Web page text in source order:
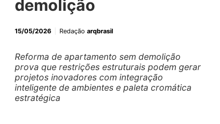
demolição
15/05/2026 Redação arqbrasil
Reforma de apartamento sem demolição
prova que restrições estruturais podem gerar
projetos inovadores com integração
inteligente de ambientes e paleta cromática
estratégica